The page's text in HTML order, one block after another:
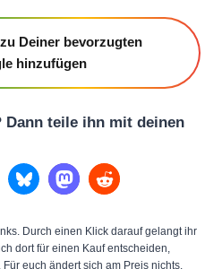
Deiner bevorzugten
hinzufügen
teile ihn mit deinen
Durch einen Klick darauf gelangt ihr
dort für einen Kauf entscheiden,
euch ändert sich am Preis nichts.